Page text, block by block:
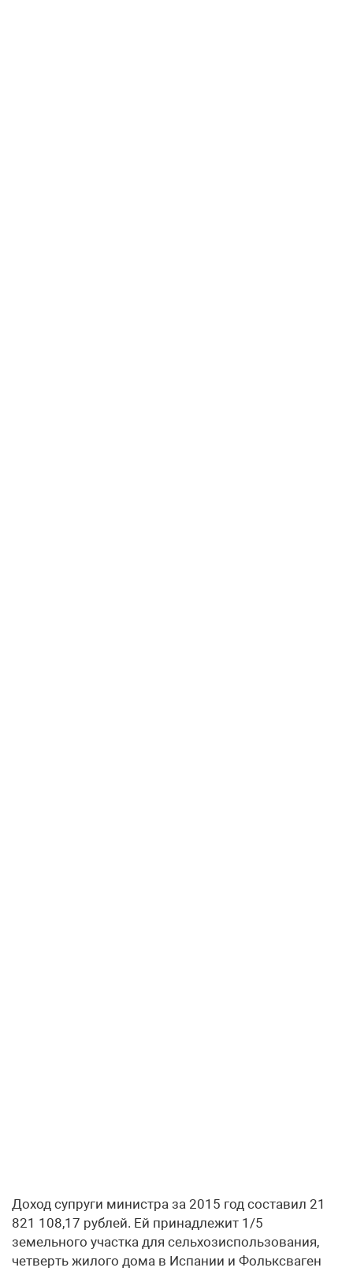
Доход супруги министра за 2015 год составил 21
821 108,17 рублей. Ей принадлежит 1/5
земельного участка для сельхозиспользования,
четверть жилого дома в Испании и Фольксваген